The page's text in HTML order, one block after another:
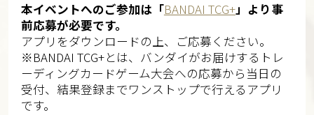
本イベントへのご参加は「BANDAI TCG+」より事
前応募が必要です。
アプリをダウンロードの上、ご応募ください。​
※BANDAI TCG+とは、バンダイがお届けするトレ
ーディングカードゲーム大会への応募から当日の
受付、結果登録までワンストップで行えるアプリ
です。